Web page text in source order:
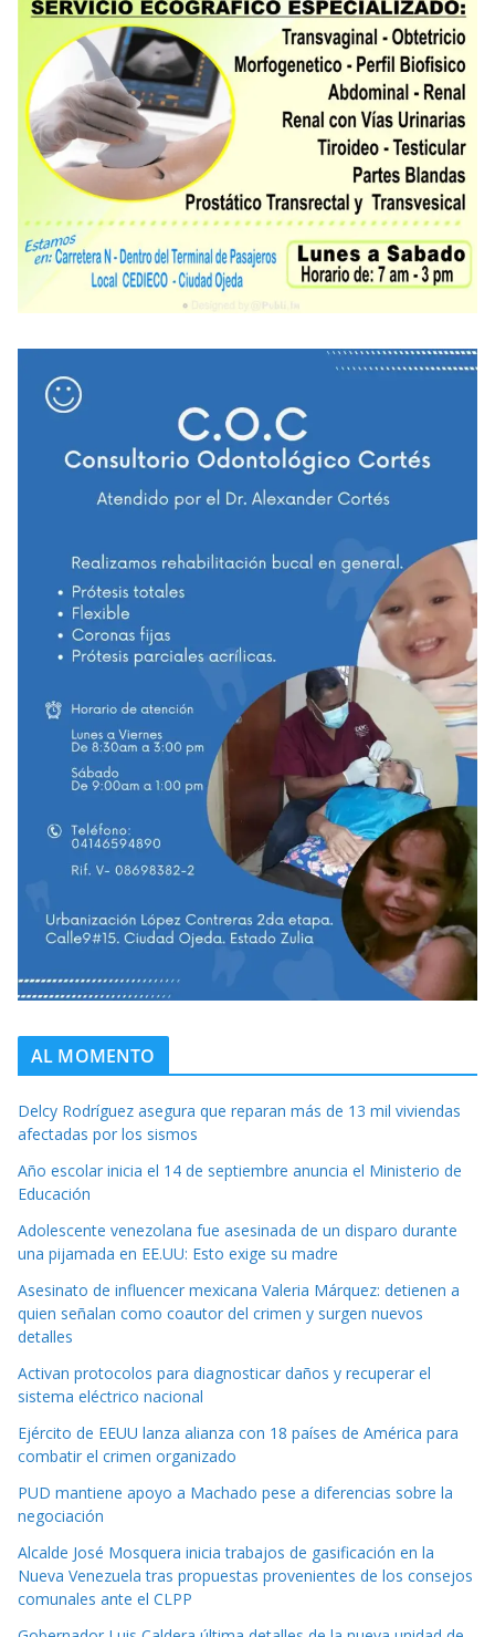
AL MOMENTO
Delcy Rodríguez asegura que reparan más de 13 mil viviendas
afectadas por los sismos
Año escolar inicia el 14 de septiembre anuncia el Ministerio de
Educación
Adolescente venezolana fue asesinada de un disparo durante
una pijamada en EE.UU: Esto exige su madre
Asesinato de influencer mexicana Valeria Márquez: detienen a
quien señalan como coautor del crimen y surgen nuevos
detalles
Activan protocolos para diagnosticar daños y recuperar el
sistema eléctrico nacional
Ejército de EEUU lanza alianza con 18 países de América para
combatir el crimen organizado
PUD mantiene apoyo a Machado pese a diferencias sobre la
negociación
Alcalde José Mosquera inicia trabajos de gasificación en la
Nueva Venezuela tras propuestas provenientes de los consejos
comunales ante el CLPP